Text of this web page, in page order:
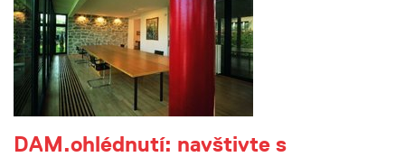
DAM.ohlédnutí: navštivte s